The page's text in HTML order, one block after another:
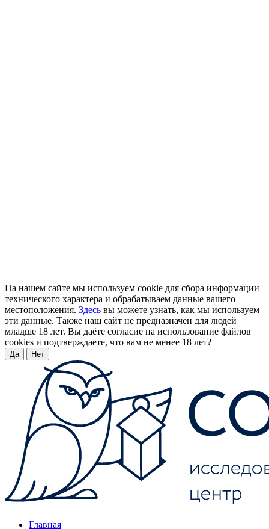
На нашем сайте мы используем cookie для сбора информации
технического характера и обрабатываем данные вашего
местоположения. Здесь вы можете узнать, как мы используем
эти данные. Также наш сайт не предназначен для людей
младше 18 лет. Вы даёте согласие на использование файлов
cookies и подтверждаете, что вам не менее 18 лет?
Да Нет
Главная